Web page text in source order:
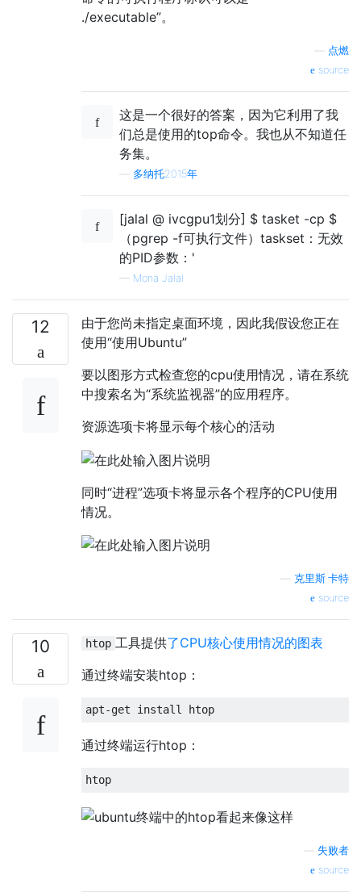
./executable”。
点燃
source
这是一个很好的答案，因为它利用了我
们总是使用的top命令。我也从不知道任
务集。
多纳托2015年
[jalal @ ivcgpu1划分] $ tasket -cp $
（pgrep -f可执行文件）taskset：无效
的PID参数：'
— Mona Jalal
12
由于您尚未指定桌面环境，因此我假设您正在
使用“使用Ubuntu”
要以图形方式检查您的cpu使用情况，请在系统
中搜索名为“系统监视器”的应用程序。
资源选项卡将显示每个核心的活动
同时“进程”选项卡将显示各个程序的CPU使用
情况。
克里斯·卡特
source
10 htop 工具提供了CPU核心使用情况的图表
通过终端安装htop：
通过终端运行htop：
失败者
source